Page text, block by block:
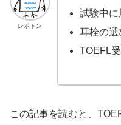
レポトン
試験中に
耳栓の選
TOEFL
この記事を読むと、